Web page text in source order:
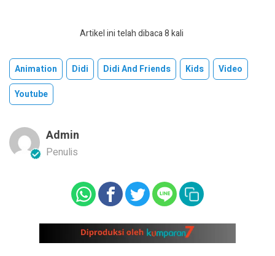
Artikel ini telah dibaca 8 kali
Animation Didi Didi And Friends Kids
Video
Youtube
Admin
Penulis